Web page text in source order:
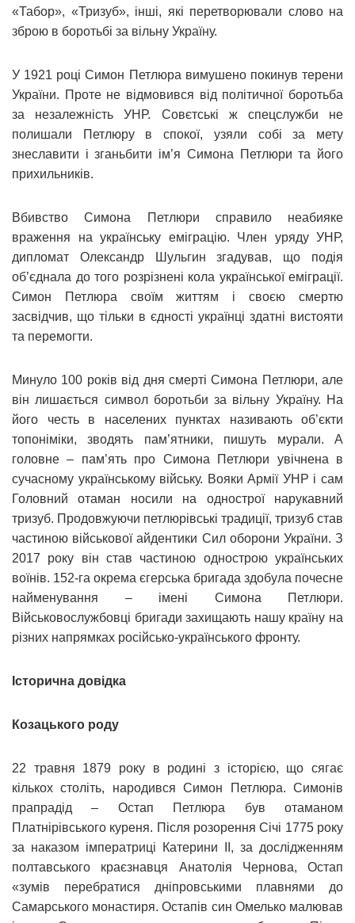
«Табор», «Тризуб», інші, які перетворювали слово на
зброю в боротьбі за вільну Україну.
У 1921 році Симон Петлюра вимушено покинув терени
України. Проте не відмовився від політичної боротьба
за незалежність УНР. Совєтські ж спецслужби не
полишали Петлюру в спокої, узяли собі за мету
знеславити і зганьбити ім’я Симона Петлюри та його
прихильників.
Вбивство Симона Петлюри справило неабияке
враження на українську еміграцію. Член уряду УНР,
дипломат Олександр Шульгин згадував, що подія
об’єднала до того розрізнені кола української еміграції.
Симон Петлюра своїм життям і своєю смертю
засвідчив, що тільки в єдності українці здатні вистояти
та перемогти.
Минуло 100 років від дня смерті Симона Петлюри, але
він лишається символ боротьби за вільну Україну. На
його честь в населених пунктах називають об’єкти
топоніміки, зводять пам’ятники, пишуть мурали. А
головне – пам’ять про Симона Петлюри увічнена в
сучасному українському війську. Вояки Армії УНР і сам
Головний отаман носили на однострої нарукавний
тризуб. Продовжуючи петлюрівські традиції, тризуб став
частиною військової айдентики Сил оборони України. З
2017 року він став частиною однострою українських
воїнів. 152-га окрема єгерська бригада здобула почесне
найменування – імені Симона Петлюри.
Військовослужбовці бригади захищають нашу країну на
різних напрямках російсько-українського фронту.
Історична довідка
Козацького роду
22 травня 1879 року в родині з історією, що сягає
кількох століть, народився Симон Петлюра. Симонів
прапрадід – Остап Петлюра був отаманом
Платнірівського куреня. Після розорення Січі 1775 року
за наказом імператриці Катерини ІІ, за дослідженням
полтавського краєзнавця Анатолія Чернова, Остап
«зумів перебратися дніпровськими плавнями до
Самарського монастиря. Остапів син Омелько малював